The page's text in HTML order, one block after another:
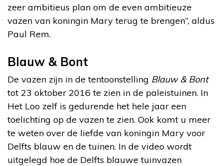
zeer ambitieus plan om de even ambitieuze
vazen van koningin Mary terug te brengen”, aldus
Paul Rem.
Blauw & Bont
De vazen zijn in de tentoonstelling Blauw & Bont
tot 23 oktober 2016 te zien in de paleistuinen. In
Het Loo zelf is gedurende het hele jaar een
toelichting op de vazen te zien. Ook komt u meer
te weten over de liefde van koningin Mary voor
Delfts blauw en de tuinen. In de video wordt
uitgelegd hoe de Delfts blauwe tuinvazen